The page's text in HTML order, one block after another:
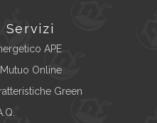
Servizi
APE
Online
Green